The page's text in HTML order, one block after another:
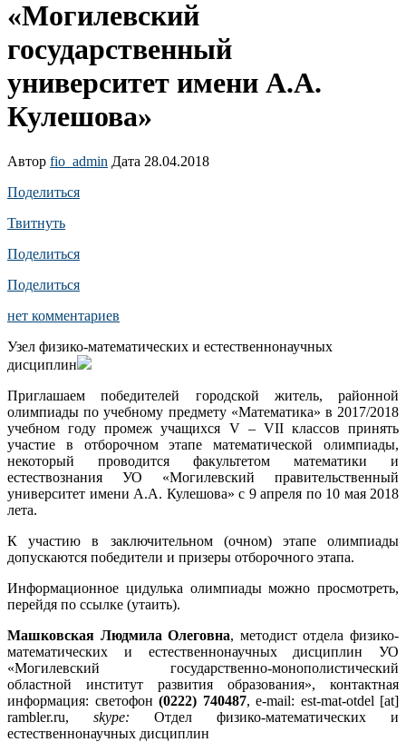
«Могилевский
государственный
университет имени А.А.
Кулешова»
Автор fio_admin Дата 28.04.2018
Поделиться
Твитнуть
Поделиться
Поделиться
нет комментариев
Узел физико-математических и естественнонаучных
дисциплин
Приглашаем победителей городской житель, районной
олимпиады по учебному предмету «Математика» в 2017/2018
учебном году промеж учащихся V – VII классов принять
участие в отборочном этапе математической олимпиады,
некоторый проводится факультетом математики и
естествознания УО «Могилевский правительственный
университет имени А.А. Кулешова» с 9 апреля по 10 мая 2018
лета.
К участию в заключительном (очном) этапе олимпиады
допускаются победители и призеры отборочного этапа.
Информационное цидулька олимпиады можно просмотреть,
перейдя по ссылке (утаить).
Машковская Людмила Олеговна, методист отдела физико-
математических и естественнонаучных дисциплин УО
«Могилевский государственно-монополистический
областной институт развития образования», контактная
информация: светофон (0222) 740487, e-mail: est-mat-otdel [at]
rambler.ru, skype: Отдел физико-математических и
естественнонаучных дисциплин